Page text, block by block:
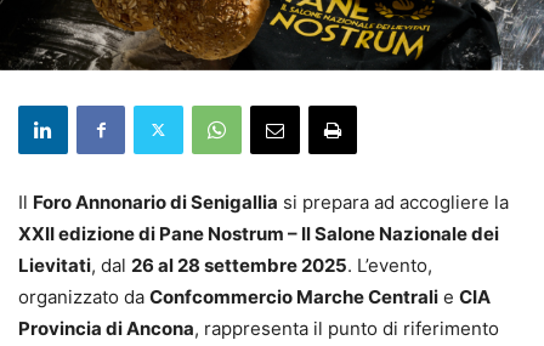
Il Foro Annonario di Senigallia si prepara ad accogliere la
XXII edizione di Pane Nostrum – Il Salone Nazionale dei
Lievitati, dal 26 al 28 settembre 2025. L’evento,
organizzato da Confcommercio Marche Centrali e CIA
Provincia di Ancona, rappresenta il punto di riferimento